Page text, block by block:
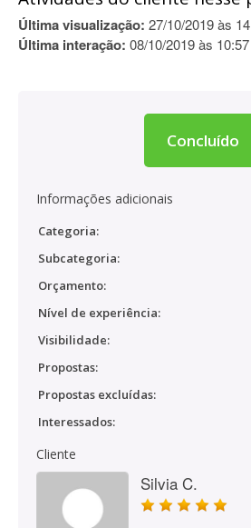
Última visualização: 27/10/2019 às
Última interação: 08/10/2019 às 10:57
Concluído
Informações adicionais
Categoria:
Subcategoria:
Orçamento:
Nível de experiência:
Visibilidade:
Propostas:
Propostas excluídas:
Interessados:
Cliente
Silvia C.